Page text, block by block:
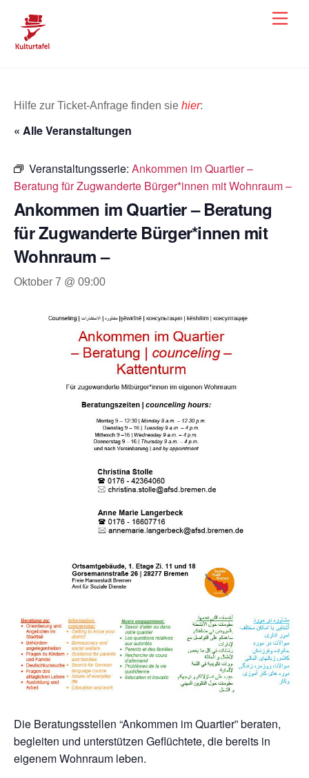
content
Hilfe zur Ticket-Anfrage finden sie hier:
« Alle Veranstaltungen
Veranstaltungsserie: Ankommen im Quartier –
Beratung für Zugwanderte Bürger*innen mit Wohnraum –
Ankommen im Quartier – Beratung
für Zugwanderte Bürger*innen mit
Wohnraum –
Oktober 7 @ 09:00
Die Beratungsstellen “Ankommen im Quartier” beraten,
begleiten und unterstützen Geflüchtete, die bereits in
eigenem Wohnraum leben.